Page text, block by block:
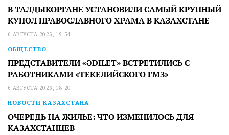
В ТАЛДЫКОРГАНЕ УСТАНОВИЛИ САМЫЙ КРУПНЫЙ
КУПОЛ ПРАВОСЛАВНОГО ХРАМА В КАЗАХСТАНЕ
6 АВГУСТА 2026, 19:54
ОБЩЕСТВО
ПРЕДСТАВИТЕЛИ «ӘDILET» ВСТРЕТИЛИСЬ С
РАБОТНИКАМИ «ТЕКЕЛИЙСКОГО ГМЗ»
6 АВГУСТА 2026, 18:20
НОВОСТИ КАЗАХСТАНА
ОЧЕРЕДЬ НА ЖИЛЬЕ: ЧТО ИЗМЕНИЛОСЬ ДЛЯ
КАЗАХСТАНЦЕВ